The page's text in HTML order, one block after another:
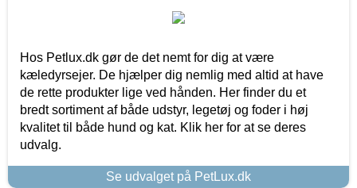
Hos Petlux.dk gør de det nemt for dig at være
kæledyrsejer. De hjælper dig nemlig med altid at have
de rette produkter lige ved hånden. Her finder du et
bredt sortiment af både udstyr, legetøj og foder i høj
kvalitet til både hund og kat. Klik her for at se deres
udvalg.
Se udvalget på PetLux.dk